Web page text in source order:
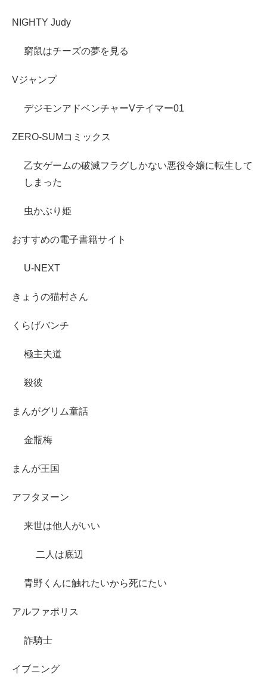
NIGHTY Judy
窮鼠はチーズの夢を見る
Vジャンプ
デジモンアドベンチャーVテイマー01
ZERO-SUMコミックス
乙女ゲームの破滅フラグしかない悪役令嬢に転生して
しまった
虫かぶり姫
おすすめの電子書籍サイト
U-NEXT
きょうの猫村さん
くらげバンチ
極主夫道
殺彼
まんがグリム童話
金瓶梅
まんが王国
アフタヌーン
来世は他人がいい
二人は底辺
青野くんに触れたいから死にたい
アルファポリス
詐騎士
イブニング